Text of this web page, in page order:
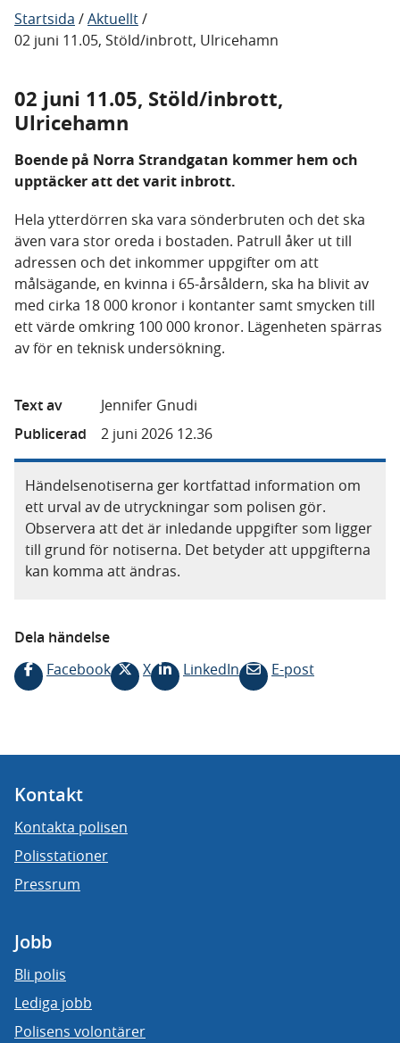
Startsida /Aktuellt/
02 juni 11.05, Stöld/inbrott, Ulricehamn
02 juni 11.05, Stöld/inbrott,
Ulricehamn
Boende på Norra Strandgatan kommer hem och
upptäcker att det varit inbrott.
Hela ytterdörren ska vara sönderbruten och det ska
även vara stor oreda i bostaden. Patrull åker ut till
adressen och det inkommer uppgifter om att
målsägande, en kvinna i 65-årsåldern, ska ha blivit av
med cirka 18 000 kronor i kontanter samt smycken till
ett värde omkring 100 000 kronor. Lägenheten spärras
av för en teknisk undersökning.
Text av
Jennifer Gnudi
Publicerad
2 juni 2026 12.36
Händelsenotiserna ger kortfattad information om
ett urval av de utryckningar som polisen gör.
Observera att det är inledande uppgifter som ligger
till grund för notiserna. Det betyder att uppgifterna
kan komma att ändras.
Dela händelse
Facebook
X LinkedIn E-post
Kontakt
Kontakta polisen
Polisstationer
Pressrum
Jobb
Bli polis
Lediga jobb
Polisens volontärer